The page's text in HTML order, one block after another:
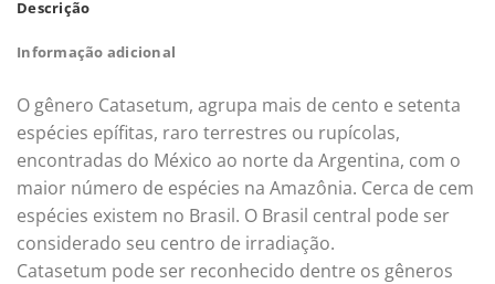
Descrição
Informação adicional
O gênero Catasetum, agrupa mais de cento e setenta
espécies epífitas, raro terrestres ou rupícolas,
encontradas do México ao norte da Argentina, com o
maior número de espécies na Amazônia. Cerca de cem
espécies existem no Brasil. O Brasil central pode ser
considerado seu centro de irradiação.
Catasetum pode ser reconhecido dentre os gêneros